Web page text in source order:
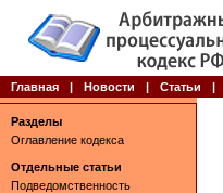
Главная | Новости | Статьи |
Разделы
Оглавление кодекса
Отдельные статьи
Подведомственность